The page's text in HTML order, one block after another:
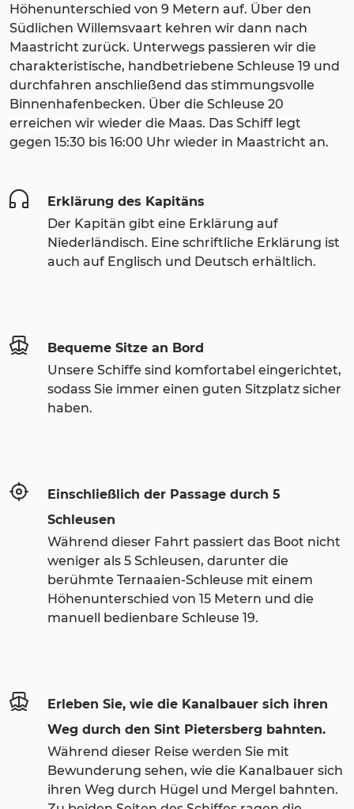
Höhenunterschied von 9 Metern auf. Über den
Südlichen Willemsvaart kehren wir dann nach
Maastricht zurück. Unterwegs passieren wir die
charakteristische, handbetriebene Schleuse 19 und
durchfahren anschließend das stimmungsvolle
Binnenhafenbecken. Über die Schleuse 20
erreichen wir wieder die Maas. Das Schiff legt
gegen 15:30 bis 16:00 Uhr wieder in Maastricht an.
Erklärung des Kapitäns
Der Kapitän gibt eine Erklärung auf
Niederländisch. Eine schriftliche Erklärung ist
auch auf Englisch und Deutsch erhältlich.
Bequeme Sitze an Bord
Unsere Schiffe sind komfortabel eingerichtet,
sodass Sie immer einen guten Sitzplatz sicher
haben.
Einschließlich der Passage durch 5
Schleusen
Während dieser Fahrt passiert das Boot nicht
weniger als 5 Schleusen, darunter die
berühmte Ternaaien-Schleuse mit einem
Höhenunterschied von 15 Metern und die
manuell bedienbare Schleuse 19.
Erleben Sie, wie die Kanalbauer sich ihren
Weg durch den Sint Pietersberg bahnten.
Während dieser Reise werden Sie mit
Bewunderung sehen, wie die Kanalbauer sich
ihren Weg durch Hügel und Mergel bahnten.